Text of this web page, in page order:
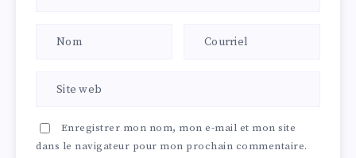
Enregistrer mon nom, mon e-mail et mon site
dans le navigateur pour mon prochain commentaire.